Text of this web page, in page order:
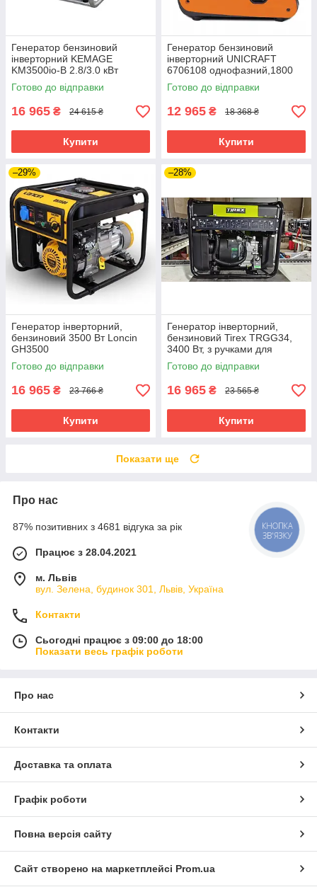
Генератор бензиновий
інверторний KEMAGE
KM3500io-B 2.8/3.0 кВт
Готово до відправки
16 965 ₴ 24 615 ₴
Купити
Генератор бензиновий
інверторний UNICRAFT
6706108 однофазний,1800
Вт
Готово до відправки
12 965 ₴ 18 368 ₴
Купити
–29%
Генератор інверторний,
бензиновий 3500 Вт Loncin
GH3500
Готово до відправки
16 965 ₴ 23 766 ₴
Купити
–28%
Генератор інверторний,
бензиновий Tirex TRGG34,
3400 Вт, з ручками для
перенесення
Готово до відправки
16 965 ₴ 23 565 ₴
Купити
Показати ще
Про нас
87% позитивних з 4681 відгука за рік
Працює з 28.04.2021
м. Львів
вул. Зелена, будинок 301, Львів, Україна
Контакти
Сьогодні працює з 09:00 до 18:00
Показати весь графік роботи
Про нас
Контакти
Доставка та оплата
Графік роботи
Повна версія сайту
Сайт створено на маркетплейсі Prom.ua
КНОПКА
ЗВ'ЯЗКУ